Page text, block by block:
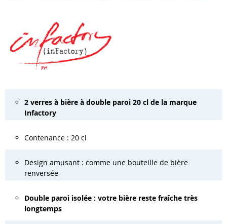
2 verres à bière à double paroi 20 cl de la marque
Infactory
Contenance : 20 cl
Design amusant : comme une bouteille de bière
renversée
Double paroi isolée : votre bière reste fraîche très
longtemps